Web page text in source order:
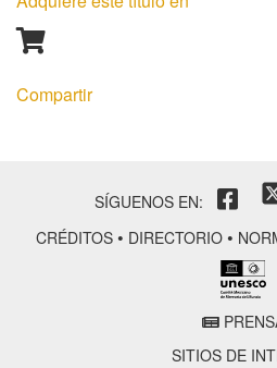
Compartir
SÍGUENOS EN:
CRÉDITOS • DIRECTORIO •
SITIOS DE